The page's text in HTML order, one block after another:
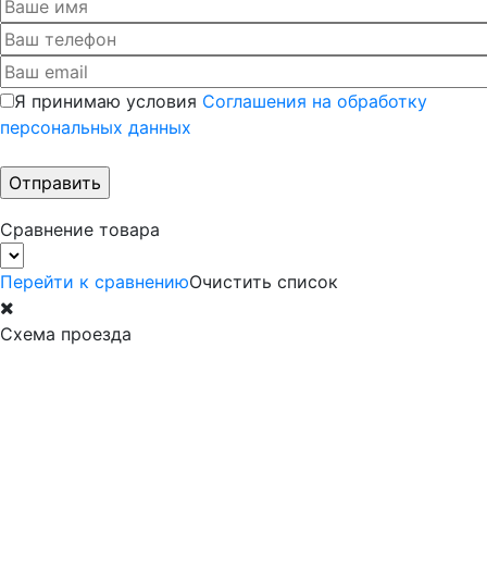
Я принимаю условия Соглашения на обработку
персональных данных
Сравнение товара
Перейти к сравнениюОчистить список
Схема проезда